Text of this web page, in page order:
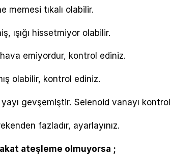
memesi tıkalı olabilir.
ışığı hissetmiyor olabilir.
hava emiyordur, kontrol ediniz.
olabilir, kontrol ediniz.
gevşemiştir. Selenoid vanayı kontrol
fazladır, ayarlayınız.
ateşleme olmuyorsa ;